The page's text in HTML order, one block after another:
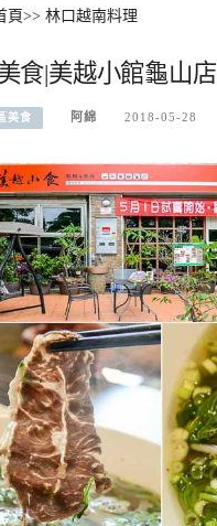
頁>> 林口越南料理
食|美越小館龜山
美食 阿綿 2018-05-28